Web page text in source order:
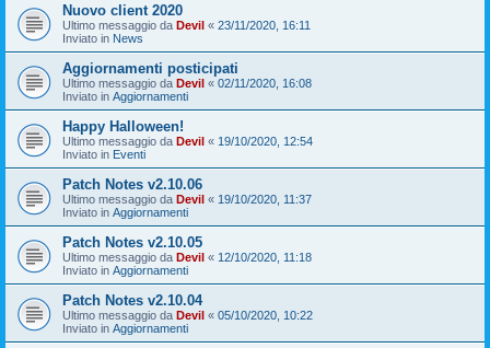
Nuovo client 2020
Ultimo messaggio da Devil « 23/11/2020, 16:11
Inviato in News
Aggiornamenti posticipati
Ultimo messaggio da Devil « 02/11/2020, 16:08
Inviato in Aggiornamenti
Happy Halloween!
Ultimo messaggio da Devil « 19/10/2020, 12:54
Inviato in Eventi
Patch Notes v2.10.06
Ultimo messaggio da Devil « 19/10/2020, 11:37
Inviato in Aggiornamenti
Patch Notes v2.10.05
Ultimo messaggio da Devil « 12/10/2020, 11:18
Inviato in Aggiornamenti
Patch Notes v2.10.04
Ultimo messaggio da Devil « 05/10/2020, 10:22
Inviato in Aggiornamenti